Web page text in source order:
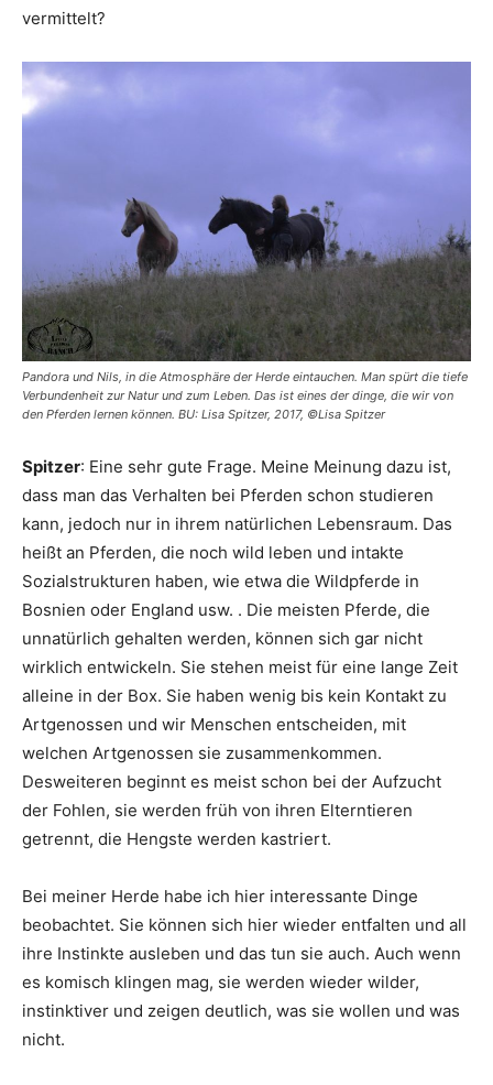
vermittelt?
Pandora und Nils, in die Atmosphäre der Herde eintauchen. Man spürt die tiefe
Verbundenheit zur Natur und zum Leben. Das ist eines der dinge, die wir von
den Pferden lernen können. BU: Lisa Spitzer, 2017, ©Lisa Spitzer
Spitzer: Eine sehr gute Frage. Meine Meinung dazu ist,
dass man das Verhalten bei Pferden schon studieren
kann, jedoch nur in ihrem natürlichen Lebensraum. Das
heißt an Pferden, die noch wild leben und intakte
Sozialstrukturen haben, wie etwa die Wildpferde in
Bosnien oder England usw. . Die meisten Pferde, die
unnatürlich gehalten werden, können sich gar nicht
wirklich entwickeln. Sie stehen meist für eine lange Zeit
alleine in der Box. Sie haben wenig bis kein Kontakt zu
Artgenossen und wir Menschen entscheiden, mit
welchen Artgenossen sie zusammenkommen.
Desweiteren beginnt es meist schon bei der Aufzucht
der Fohlen, sie werden früh von ihren Elterntieren
getrennt, die Hengste werden kastriert.
Bei meiner Herde habe ich hier interessante Dinge
beobachtet. Sie können sich hier wieder entfalten und all
ihre Instinkte ausleben und das tun sie auch. Auch wenn
es komisch klingen mag, sie werden wieder wilder,
instinktiver und zeigen deutlich, was sie wollen und was
nicht.